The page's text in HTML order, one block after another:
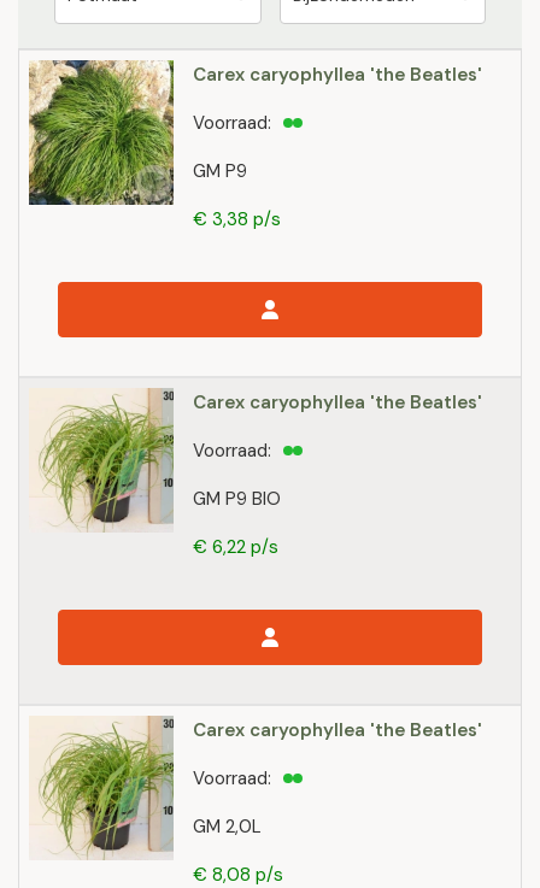
Carex caryophyllea 'the Beatles'
GM P9
Voorraad:
€ 3,38 p/s
Carex caryophyllea 'the Beatles'
GM P9 BIO
Voorraad:
€ 6,22 p/s
Carex caryophyllea 'the Beatles'
GM 2,0L
Voorraad:
€ 8,08 p/s